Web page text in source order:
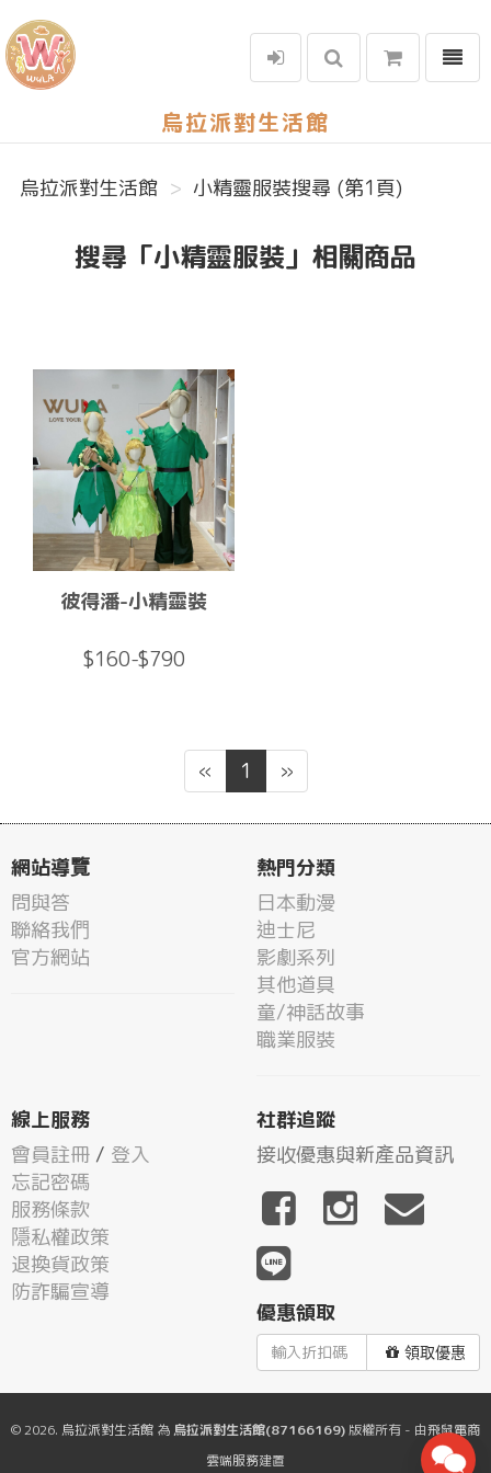
烏拉派對生活館
選單
烏拉派對生活館 小精靈服裝搜尋 (第1頁)
搜尋「小精靈服裝」相關商品
彼得潘-小精靈裝
$160-$790
« 1 »
網站導覽
問與答
聯絡我們
官方網站
熱門分類
日本動漫
迪士尼
影劇系列
其他道具
童/神話故事
職業服裝
線上服務
會員註冊 / 登入
忘記密碼
服務條款
隱私權政策
退換貨政策
防詐騙宣導
社群追蹤
接收優惠與新產品資訊
優惠領取
領取優惠
© 2026. 烏拉派對生活館 為 烏拉派對生活館(87166169)版權所有 - 由飛鼠電商
雲端服務建置